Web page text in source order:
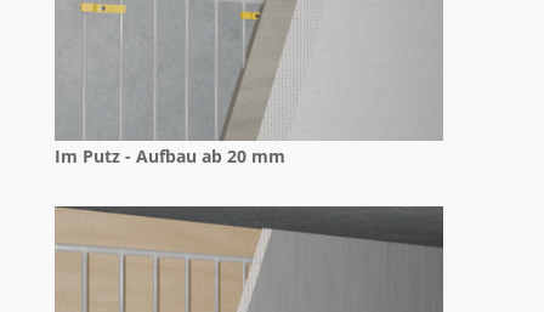
Im Putz - Aufbau ab 20 mm